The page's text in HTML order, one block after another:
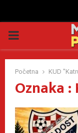
PRIMARY
MENU
Početna KUD
Oznaka :